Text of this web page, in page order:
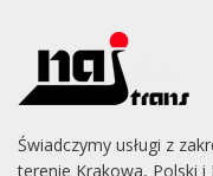
Świadczymy usługi z
terenie Krakowa, Polski